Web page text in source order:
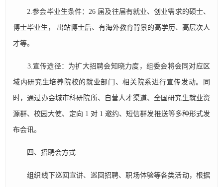
2.参会毕业生条件：26 届及往届有就业、创业需求的硕士、
博士毕业生， 出站博士后、有海外教育背景的高学历、高层次人
才等。
3.宣传途径：为扩大招聘会知晓力度，组委会将会同对应区
域内研究生培养院校的就业部门、相关院系进行宣传发动。同
时，通过办会城市科研院所、自营人才渠道、全国研究生就业资
源群、校园大使、定向 1 对 1 邀约、短信群发推送等多种形式发
布会讯。
四、招聘会方式
组织线下巡回宣讲、巡回招聘、职场体验等各类活动，根据